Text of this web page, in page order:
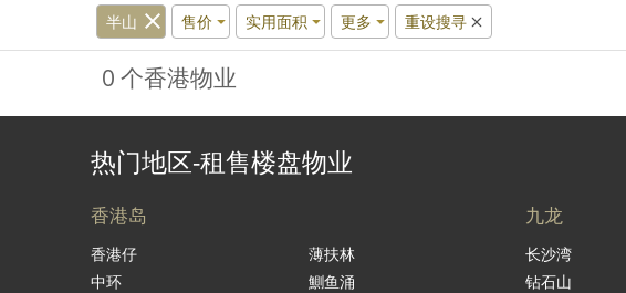
半山 售价 实用面积 更多 重设搜寻
0 个香港物业
热门地区-租售楼盘物业
香港岛
香港仔
中环
薄扶林
鰂鱼涌
九龙
长沙湾
钻石山